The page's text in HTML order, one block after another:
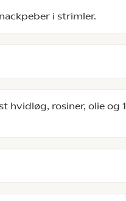
i strimler.
hvidløg, rosiner, olie og 1